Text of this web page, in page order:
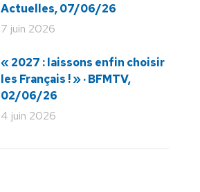
Actuelles, 07/06/26
7 juin 2026
« 2027 : laissons enfin choisir
les Français ! » · BFMTV,
02/06/26
4 juin 2026